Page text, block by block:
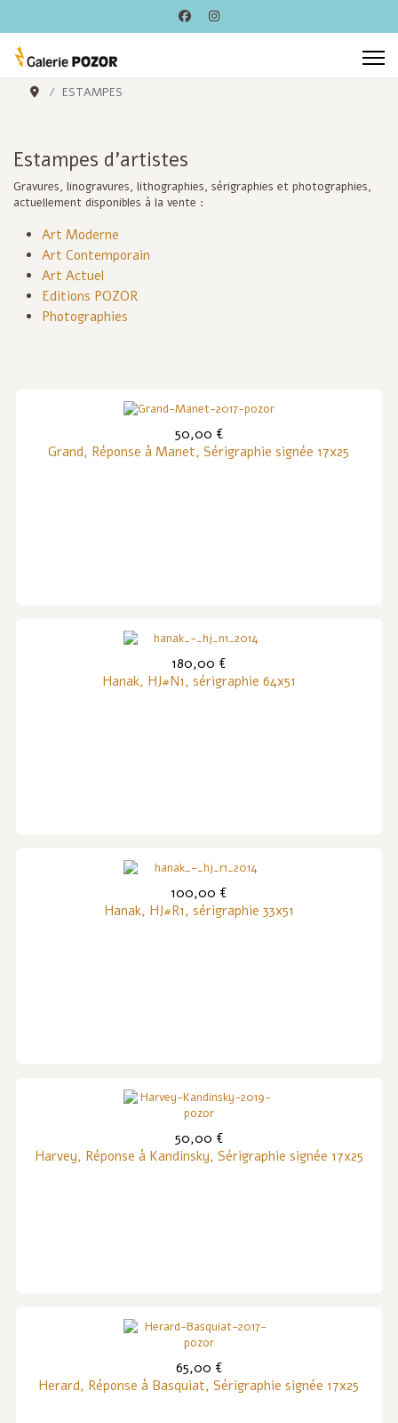
ESTAMPES
Estampes d'artistes
Gravures, linogravures, lithographies, sérigraphies et photographies,
actuellement disponibles à la vente :
Art Moderne
Art Contemporain
Art Actuel
Editions POZOR
Photographies
50,00 €
Grand, Réponse à Manet, Sérigraphie signée 17x25
180,00 €
Hanak, HJ#N1, sérigraphie 64x51
100,00 €
Hanak, HJ#R1, sérigraphie 33x51
50,00 €
Harvey, Réponse à Kandinsky, Sérigraphie signée 17x25
65,00 €
Herard, Réponse à Basquiat, Sérigraphie signée 17x25